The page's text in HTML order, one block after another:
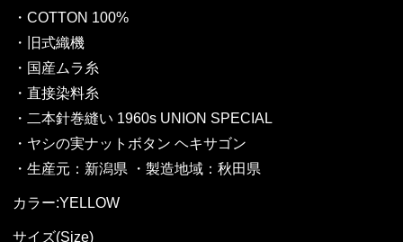
・COTTON 100%
・旧式織機
・国産ムラ糸
・直接染料糸
・二本針巻縫い 1960s UNION SPECIAL
・ヤシの実ナットボタン ヘキサゴン
・生産元：新潟県 ・製造地域：秋田県
カラー:YELLOW
サイズ(Size)